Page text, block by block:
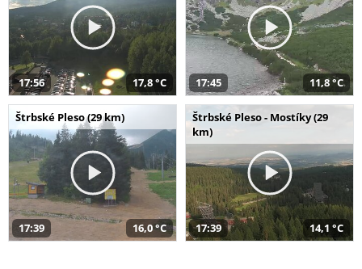
17:56 17,8 °C 17:45 11,8 °C
Štrbské Pleso (29 km)
17:39 16,0 °C
Štrbské Pleso - Mostíky (29
km)
17:39 14,1 °C